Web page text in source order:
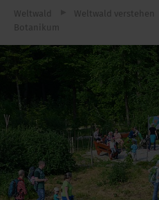
Weltwald Weltwald verstehen
Botanikum